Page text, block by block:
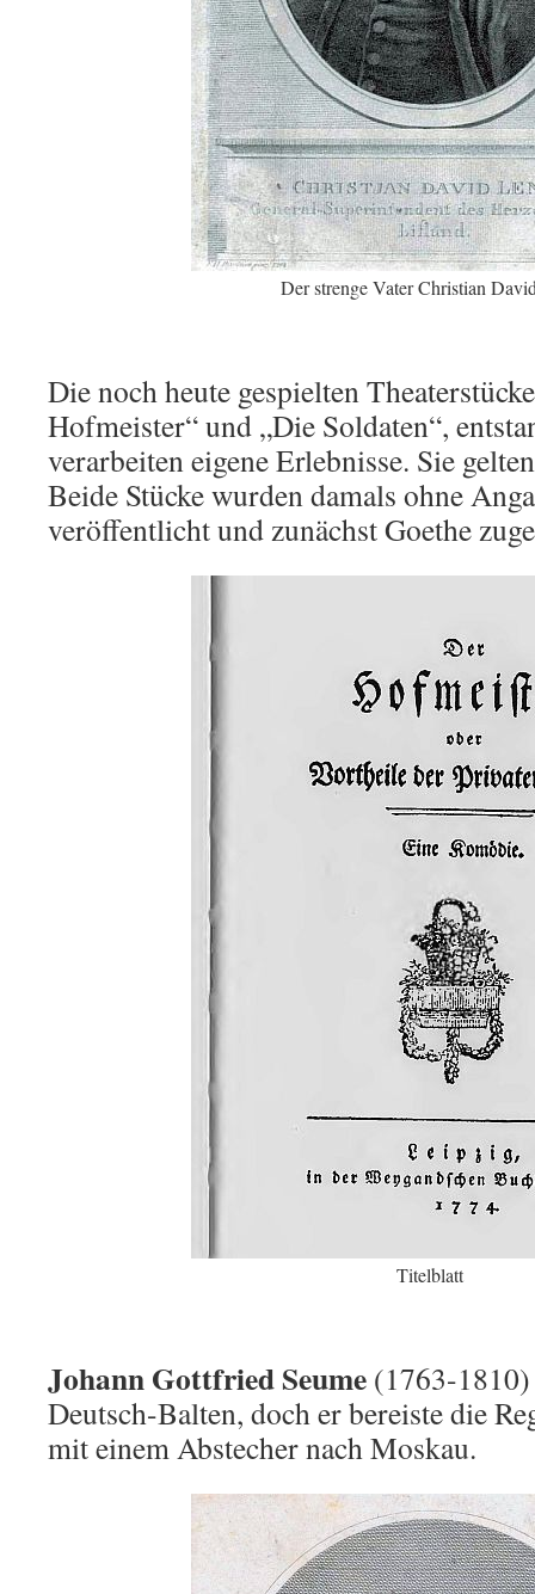
Der strenge Vater Christian
Die noch heute gespielten
Hofmeister“ und „Die Soldaten“,
verarbeiten eigene Erlebnisse. Sie
Beide Stücke wurden damals ohne
veröffentlicht und zunächst Goethe
Titelblatt
Johann Gottfried Seume (1763-
Deutsch-Balten, doch er bereiste die
mit einem Abstecher nach Moskau.